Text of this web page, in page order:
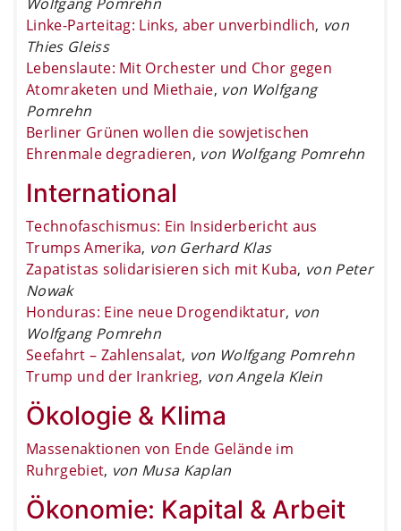
Linke-Parteitag: Links, aber unverbindlich, von
Thies Gleiss
Lebenslaute: Mit Orchester und Chor gegen
Atomraketen und Miethaie, von Wolfgang
Pomrehn
Berliner Grünen wollen die sowjetischen
Ehrenmale degradieren, von Wolfgang Pomrehn
International
Technofaschismus: Ein Insiderbericht aus
Trumps Amerika, von Gerhard Klas
Zapatistas solidarisieren sich mit Kuba, von Peter
Nowak
Honduras: Eine neue Drogendiktatur, von
Wolfgang Pomrehn
Seefahrt – Zahlensalat, von Wolfgang Pomrehn
Trump und der Irankrieg, von Angela Klein
Ökologie & Klima
Massenaktionen von Ende Gelände im
Ruhrgebiet, von Musa Kaplan
Ökonomie: Kapital & Arbeit